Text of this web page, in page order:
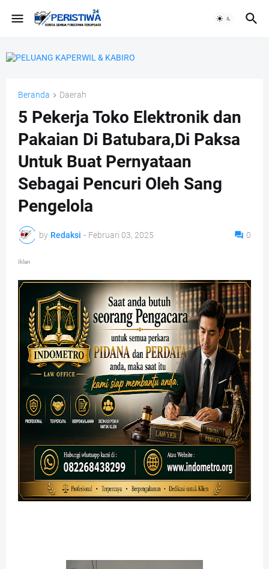
Beranda Daerah
5 Pekerja Toko Elektronik dan
Pakaian Di Batubara,Di Paksa
Untuk Buat Pernyataan
Sebagai Pencuri Oleh Sang
Pengelola
by Redaksi - Februari 03, 2025 0
Iklan